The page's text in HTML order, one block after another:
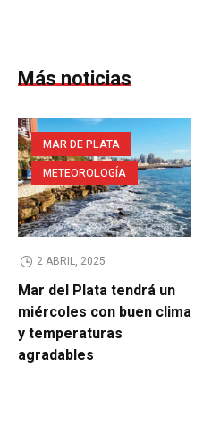
Más noticias
MAR DE PLATA
METEOROLOGÍA
2 ABRIL, 2025
Mar del Plata tendrá un
miércoles con buen clima
y temperaturas
agradables